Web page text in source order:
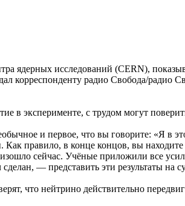
ядерных исследований (CERN),
корреспонденту радио Свобода/радио
эксперименте, с трудом могут
и первое, что вы говорите: «Я в
правило, в конце концов, вы находите
сейчас. Учёные приложили все
— представить эти результаты
что нейтрино действительно